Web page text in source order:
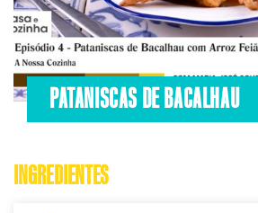
PATANISCAS DE BACALHAU
INGREDIENTES